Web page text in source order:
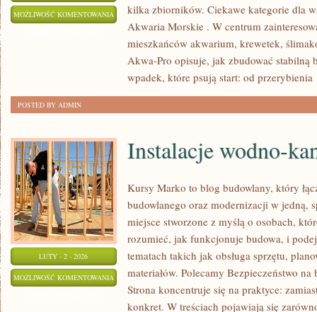
MOŻLIWOŚĆ KOMENTOWANIA CHEMIA
WODY
PARAMETRY
kilka zbiorników. Ciekawe kategorie dla
Akwaria Morskie . W centrum
mieszkańców akwarium, krewetek,
Akwa-Pro opisuje, jak zbudować
wpadek, które psują start: od przerybienia
POSTED BY ADMIN
LUTY - 2 - 2026
MOŻLIWOŚĆ KOMENTOWANIA INSTALACJE
WODNO-
Instalacje wodno-
Kursy Marko to blog budowlany, który
budowlanego oraz modernizacji w jedną,
miejsce stworzone z myślą o osobach,
rozumieć, jak funkcjonuje budowa, i
tematach takich jak obsługa sprzętu,
materiałów. Polecamy Bezpieczeństwo
Strona koncentruje się na praktyce:
konkret. W treściach pojawiają się